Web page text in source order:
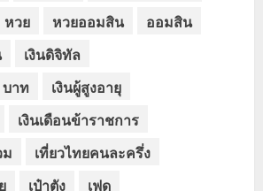
หวย หวยออมสิน
ออมสิน
เงินดิจิทัล
บาท
เงินผู้สูงอายุ
เงินเดือนข้าราชการ
ม
เที่ยวไทยคนละครึ่ง
เป๋าตัง
เฟด